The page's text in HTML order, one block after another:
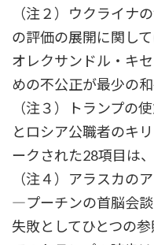
（注２）ウクライナ
の評価の展開に関し
オレクサンドル・キ
めの不公正が最少の
（注３）トランプの
とロシア公職者のキ
ークされた28項目は
（注４）アラスカの
―プーチンの首脳会
失敗としてひとつの